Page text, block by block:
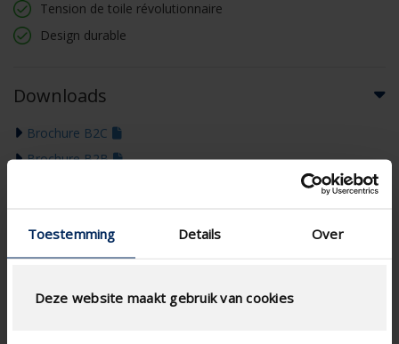
Toestemming Details Over
Deze website maakt gebruik van cookies
Tension de toile révolutionnaire
Design durable
Downloads
Brochure B2C
Brochure B2B
Dessins techniques
Certificat de garantie